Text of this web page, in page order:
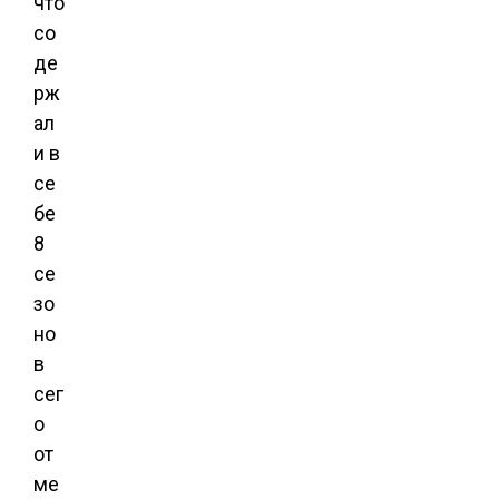
со
де
рж
ал
и в
се
бе
8
се
зо
но
в
сег
о
от
ме